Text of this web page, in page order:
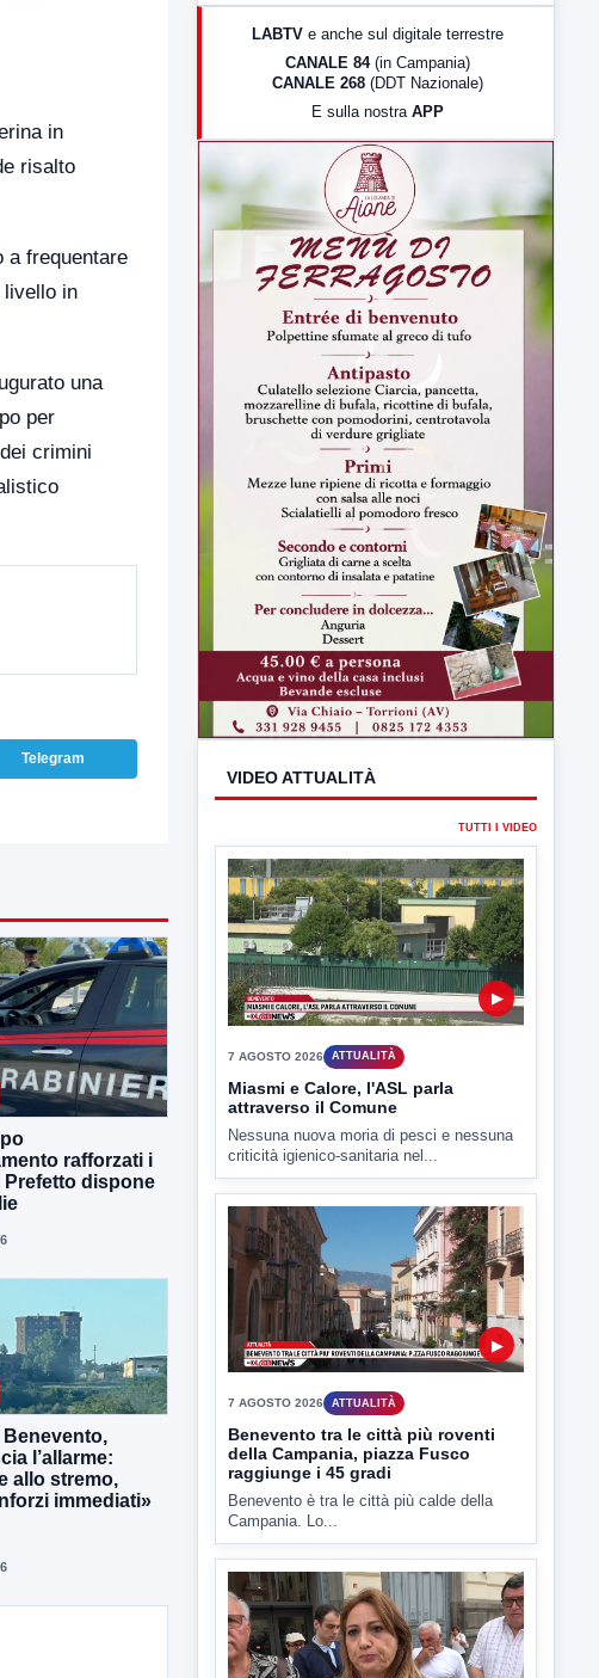
in
risalto
a frequentare
livello in
una
per
crimini
Telegram
rafforzati i
dispone
l’allarme:
allo stremo,
immediati»
LabNews (Diretta)
LabNews (replica)
LABTV e anche sul digitale terrestre
CANALE 84 (in Campania)
CANALE 268 (DDT Nazionale)
E sulla nostra APP
VIDEO ATTUALITÀ
TUTTI I VIDEO
▶
7 AGOSTO 2026 ATTUALITÀ
Miasmi e Calore, l'ASL parla
attraverso il Comune
Nessuna nuova moria di pesci e nessuna
criticità igienico-sanitaria nel...
▶
7 AGOSTO 2026
Benevento tra le città più roventi
della Campania, piazza Fusco
raggiunge i 45 gradi
Benevento è tra le città più calde della
Campania. Lo...
▶
6 AGOSTO 2026 ATTUALITÀ
Miasmi, Comitati dal Prefetto: non
lasciateci soli